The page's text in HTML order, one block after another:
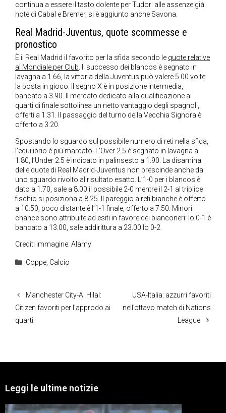
continua a essere il tasto dolente per Tudor: alle assenze già
note di Cabal e Bremer, si è aggiunto anche Savona.
Real Madrid-Juventus, quote scommesse e
pronostico
È il Real Madrid il favorito per la sfida secondo le quote relative
al Mondiale per Club. Il successo dei blancos è segnato in
lavagna a 1.66, la vittoria della Juventus può valere 5.00 volte
la posta in gioco. Il segno X è in posizione intermedia,
bancato a 3.90. Il mercato dedicato alla qualificazione ai
quarti di finale sottolinea un netto vantaggio degli spagnoli,
offerti a 1.31. Il passaggio del turno della Vecchia Signora è
offerto a 3.20.
Spostando lo sguardo sul possibile numero di reti nella sfida,
l’equilibrio è più marcato. L’Over 2.5 è segnato in lavagna a
1.80, l’Under 2.5 è indicato in palinsesto a 1.90. La disamina
delle quote di Real Madrid-Juventus non prescinde anche da
uno sguardo rivolto al risultato esatto. L’1-0 per i blancos è
dato a 1.70, sale a 8.00 il possibile 2-0 mentre il 2-1 al triplice
fischio si posiziona a 8.25. Il pareggio a reti bianche è offerto
a 10.50, poco distante è l’1-1 finale, offerto a 7.50. Minori
chance sono attribuite ad esiti in favore dei bianconeri: lo 0-1 è
bancato a 13.00, sale addirittura a 23.00 lo 0-2.
Crediti immagine: Alamy
Categorie
Coppe, Calcio
Manchester City-Al Hilal:
Citizen favoriti per l’approdo ai
quarti
USA-Italia: azzurri favoriti
nell’ottavo match di Nations
League
Leggi le ultime notizie